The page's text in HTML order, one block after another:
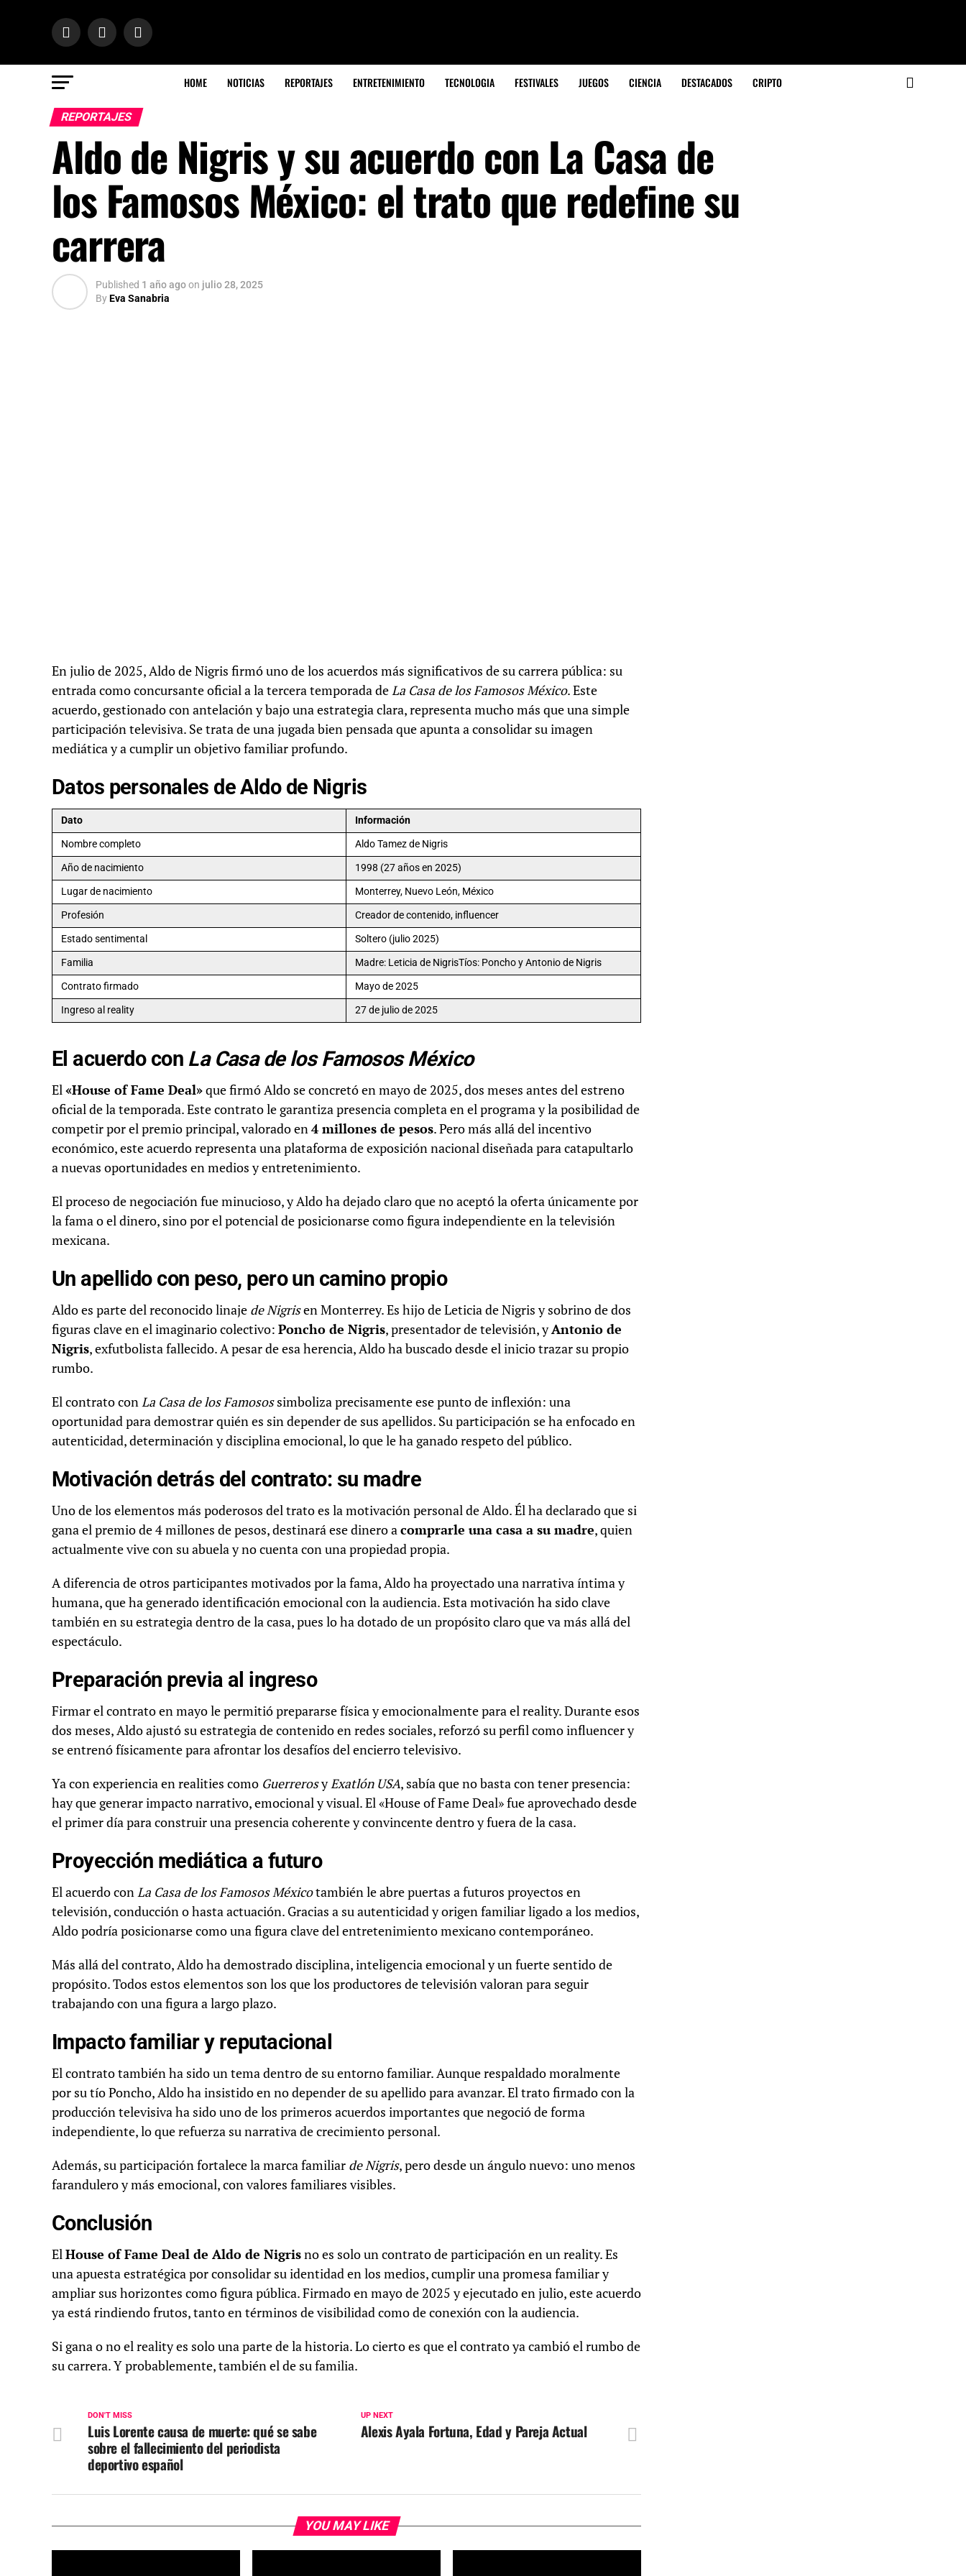
HOME NOTICIAS REPORTAJES ENTRETENIMIENTO TECNOLOGIA FESTIVALES JUEGOS CIENCIA DESTACADOS CRIPTO
REPORTAJES
Aldo de Nigris y su acuerdo con La Casa de
los Famosos México: el trato que redefine su
carrera
Published 1 año agoon julio 28, 2025
ByEva Sanabria
En julio de 2025, Aldo de Nigris firmó uno de los acuerdos más significativos de su carrera pública: su
entrada como concursante oficial a la tercera temporada deLa Casa de los Famosos México. Este
acuerdo, gestionado con antelación y bajo una estrategia clara, representa mucho más que una simple
participación televisiva. Se trata de una jugada bien pensada que apunta a consolidar su imagen
mediática y a cumplir un objetivo familiar profundo.
Datos personales de Aldo de Nigris
Dato
Información
Nombre completo
Aldo Tamez de Nigris
Año de nacimiento
1998 (27 años en 2025)
Lugar de nacimiento
Monterrey, Nuevo León, México
Profesión
Creador de contenido, influencer
Estado sentimental
Soltero (julio 2025)
Familia
Madre: Leticia de NigrisTíos: Poncho y Antonio de Nigris
Contrato firmado
Mayo de 2025
Ingreso al reality
27 de julio de 2025
El acuerdo con La Casa de los Famosos México
El«House of Fame Deal»que firmó Aldo se concretó en mayo de 2025, dos meses antes del estreno
oficial de la temporada. Este contrato le garantiza presencia completa en el programa y la posibilidad de
competir por el premio principal, valorado en4 millones de pesos. Pero más allá del incentivo
económico, este acuerdo representa una plataforma de exposición nacional diseñada para catapultarlo
a nuevas oportunidades en medios y entretenimiento.
El proceso de negociación fue minucioso, y Aldo ha dejado claro que no aceptó la oferta únicamente por
la fama o el dinero, sino por el potencial de posicionarse como figura independiente en la televisión
mexicana.
Un apellido con peso, pero un camino propio
Aldo es parte del reconocido linaje de Nigrisen Monterrey. Es hijo de Leticia de Nigris y sobrino de dos
figuras clave en el imaginario colectivo: Poncho de Nigris, presentador de televisión, yAntonio de
Nigris, exfutbolista fallecido. A pesar de esa herencia, Aldo ha buscado desde el inicio trazar su propio
rumbo.
El contrato conLa Casa de los Famosossimboliza precisamente ese punto de inflexión: una
oportunidad para demostrar quién es sin depender de sus apellidos. Su participación se ha enfocado en
autenticidad, determinación y disciplina emocional, lo que le ha ganado respeto del público.
Motivación detrás del contrato: su madre
Uno de los elementos más poderosos del trato es la motivación personal de Aldo. Él ha declarado que si
gana el premio de 4 millones de pesos, destinará ese dinero acomprarle una casa a su madre, quien
actualmente vive con su abuela y no cuenta con una propiedad propia.
A diferencia de otros participantes motivados por la fama, Aldo ha proyectado una narrativa íntima y
humana, que ha generado identificación emocional con la audiencia. Esta motivación ha sido clave
también en su estrategia dentro de la casa, pues lo ha dotado de un propósito claro que va más allá del
espectáculo.
Preparación previa al ingreso
Firmar el contrato en mayo le permitió prepararse física y emocionalmente para el reality. Durante esos
dos meses, Aldo ajustó su estrategia de contenido en redes sociales, reforzó su perfil como influencer y
se entrenó físicamente para afrontar los desafíos del encierro televisivo.
Ya con experiencia en realities como GuerrerosyExatlón USA, sabía que no basta con tener presencia:
hay que generar impacto narrativo, emocional y visual. El «House of Fame Deal» fue aprovechado desde
el primer día para construir una presencia coherente y convincente dentro y fuera de la casa.
Proyección mediática a futuro
El acuerdo conLa Casa de los Famosos Méxicotambién le abre puertas a futuros proyectos en
televisión, conducción o hasta actuación. Gracias a su autenticidad y origen familiar ligado a los medios,
Aldo podría posicionarse como una figura clave del entretenimiento mexicano contemporáneo.
Más allá del contrato, Aldo ha demostrado disciplina, inteligencia emocional y un fuerte sentido de
propósito. Todos estos elementos son los que los productores de televisión valoran para seguir
trabajando con una figura a largo plazo.
Impacto familiar y reputacional
El contrato también ha sido un tema dentro de su entorno familiar. Aunque respaldado moralmente
por su tío Poncho, Aldo ha insistido en no depender de su apellido para avanzar. El trato firmado con la
producción televisiva ha sido uno de los primeros acuerdos importantes que negoció de forma
independiente, lo que refuerza su narrativa de crecimiento personal.
Además, su participación fortalece la marca familiar de Nigris, pero desde un ángulo nuevo: uno menos
farandulero y más emocional, con valores familiares visibles.
Conclusión
ElHouse of Fame Deal de Aldo de Nigrisno es solo un contrato de participación en un reality. Es
una apuesta estratégica por consolidar su identidad en los medios, cumplir una promesa familiar y
ampliar sus horizontes como figura pública. Firmado en mayo de 2025 y ejecutado en julio, este acuerdo
ya está rindiendo frutos, tanto en términos de visibilidad como de conexión con la audiencia.
Si gana o no el reality es solo una parte de la historia. Lo cierto es que el contrato ya cambió el rumbo de
su carrera. Y probablemente, también el de su familia.
UP NEXT
Alexis Ayala Fortuna, Edad y Pareja Actual
DON'T MISS
Luis Lorente causa de muerte: qué se sabe
sobre el fallecimiento del periodista
deportivo español
YOU MAY LIKE